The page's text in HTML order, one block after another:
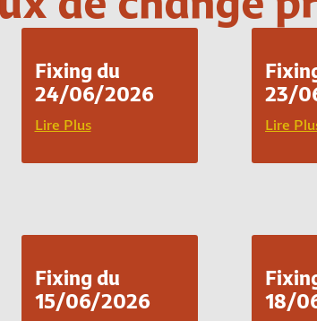
Fixing du
24/06/2026
Lire Plus
23/
Lire
Fixing du
15/06/2026
18/